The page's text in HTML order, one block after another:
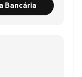
Bancária